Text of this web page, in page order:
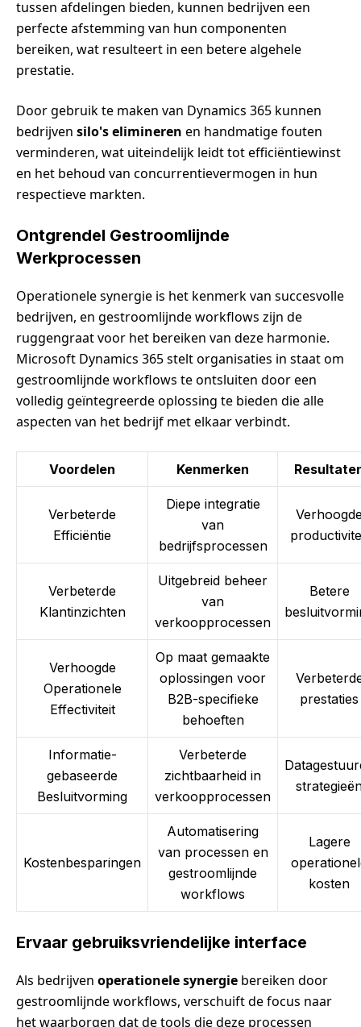
tussen afdelingen bieden, kunnen bedrijven een
perfecte afstemming van hun componenten
bereiken, wat resulteert in een betere algehele
prestatie.
Door gebruik te maken van Dynamics 365 kunnen
bedrijven silo's elimineren en handmatige fouten
verminderen, wat uiteindelijk leidt tot efficiëntiewinst
en het behoud van concurrentievermogen in hun
respectieve markten.
Ontgrendel Gestroomlijnde
Werkprocessen
Operationele synergie is het kenmerk van succesvolle
bedrijven, en gestroomlijnde workflows zijn de
ruggengraat voor het bereiken van deze harmonie.
Microsoft Dynamics 365 stelt organisaties in staat om
gestroomlijnde workflows te ontsluiten door een
volledig geïntegreerde oplossing te bieden die alle
aspecten van het bedrijf met elkaar verbindt.
Voordelen Kenmerken
Verbeterde
Efficiëntie
Diepe integratie
van
bedrijfsprocessen
Verbeterde
Klantinzichten
Uitgebreid beheer
van
verkoopprocessen
Betere
Verhoogde
Operationele
Effectiviteit
Op maat gemaakte
oplossingen voor
B2B-specifieke
behoeften
prestaties
Informatie-
gebaseerde
Besluitvorming
Verbeterde
zichtbaarheid in
verkoopprocessen
Kostenbesparingen
Automatisering
van processen en
gestroomlijnde
workflows
Lagere
kosten
Ervaar gebruiksvriendelijke interface
Als bedrijven operationele synergie bereiken door
gestroomlijnde workflows, verschuift de focus naar
het waarborgen dat de tools die deze processen